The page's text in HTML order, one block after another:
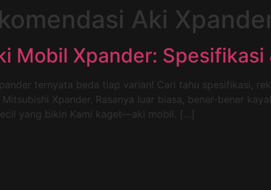
Aki
Mobil Xpander: Spesifikasi
ternyata beda tiap varian! Cari tahu spesifikasi,
Xpander. Rasanya luar biasa, bener-bener
yang bikin Kami kaget—aki mobil. […]